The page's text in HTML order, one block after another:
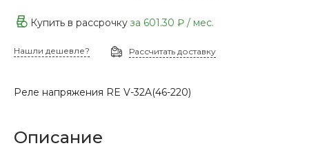
Купить в рассрочку за 601.30 ₽ / мес.
Нашли дешевле? Рассчитать доставку
Реле напряжения RE V-32A(46-220)
Описание